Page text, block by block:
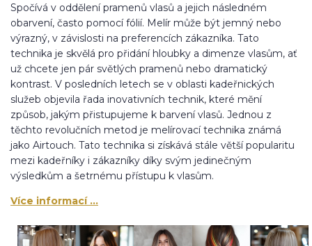
Spočívá v oddělení pramenů vlasů a jejich následném
obarvení, často pomocí fólií. Melír může být jemný nebo
výrazný, v závislosti na preferencích zákazníka. Tato
technika je skvělá pro přidání hloubky a dimenze vlasům, ať
už chcete jen pár světlých pramenů nebo dramatický
kontrast. V posledních letech se v oblasti kadeřnických
služeb objevila řada inovativních technik, které mění
způsob, jakým přistupujeme k barvení vlasů. Jednou z
těchto revolučních metod je melírovací technika známá
jako Airtouch. Tato technika si získává stále větší popularitu
mezi kadeřníky i zákazníky díky svým jedinečným
výsledkům a šetrnému přístupu k vlasům.
Více informací ...